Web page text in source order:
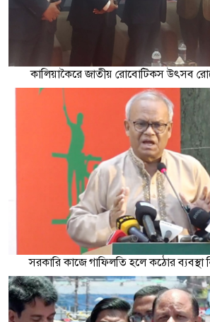
কালিয়াকৈরে জাতীয় রোবোটিকস উৎসব
সরকারি কাজে গাফিলতি হলে কঠোর ব্যবস্থা